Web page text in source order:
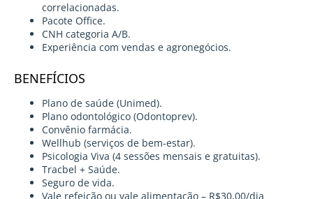
correlacionadas.
Pacote Office.
CNH categoria A/B.
Experiência com vendas e agronegócios.
BENEFÍCIOS
Plano de saúde (Unimed).
Plano odontológico (Odontoprev).
Convênio farmácia.
Wellhub (serviços de bem-estar).
Psicologia Viva (4 sessões mensais e gratuitas).
Tracbel + Saúde.
Seguro de vida.
Vale refeição ou vale alimentação – R$30,00/dia